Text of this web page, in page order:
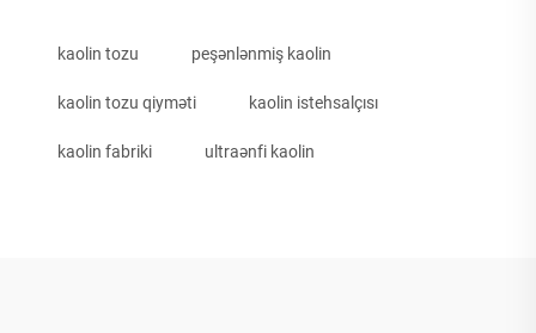
kaolin tozu peşənlənmiş kaolin
kaolin tozu qiyməti kaolin istehsalçısı
kaolin fabriki ultraənfi kaolin